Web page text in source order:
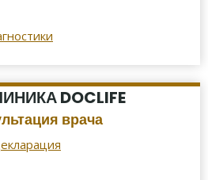
DOCLIFE
врача